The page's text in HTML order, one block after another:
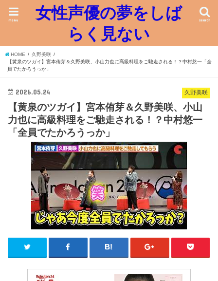
女性声優の夢をしば
らく見ない
search
menu
HOME
久野美咲
【黄泉のツガイ】宮本侑芽＆久野美咲、小山力也に高級料理をご馳走される！？中村悠一「全
員でたかろうっか」
久野美咲
2026.05.24
【黄泉のツガイ】宮本侑芽＆久野美咲、小山
力也に高級料理をご馳走される！？中村悠一
「全員でたかろうっか」